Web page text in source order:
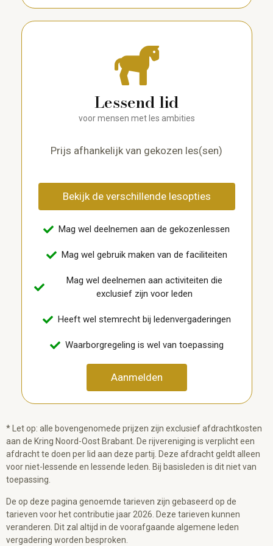
Lessend lid
voor mensen met les ambities
Prijs afhankelijk van gekozen les(sen)
Bekijk de verschillende lesopties
Mag wel deelnemen aan de gekozenlessen
Mag wel gebruik maken van de faciliteiten
Mag wel deelnemen aan activiteiten die
exclusief zijn voor leden
Heeft wel stemrecht bij ledenvergaderingen
Waarborgregeling is wel van toepassing
Aanmelden
* Let op: alle bovengenomede prijzen zijn exclusief afdrachtkosten
aan de Kring Noord-Oost Brabant. De rijvereniging is verplicht een
afdracht te doen per lid aan deze partij. Deze afdracht geldt alleen
voor niet-lessende en lessende leden. Bij basisleden is dit niet van
toepassing.
De op deze pagina genoemde tarieven zijn gebaseerd op de
tarieven voor het contributie jaar 2026. Deze tarieven kunnen
veranderen. Dit zal altijd in de voorafgaande algemene leden
vergadering worden besproken.